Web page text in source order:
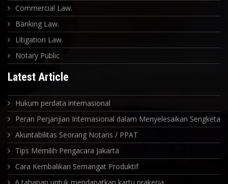
Commercial Law.
Banking Law.
Litigation Law.
Notary Public
Latest Article
Hukum perdata internasional
Peran Perjanjian Internasional dalam Menyelesaikan Sengketa
Akuntabilitas Seorang Notaris / PPAT
Tips Memilih Pengacara Jakarta
Cara Kembalikan Semangat Produktif